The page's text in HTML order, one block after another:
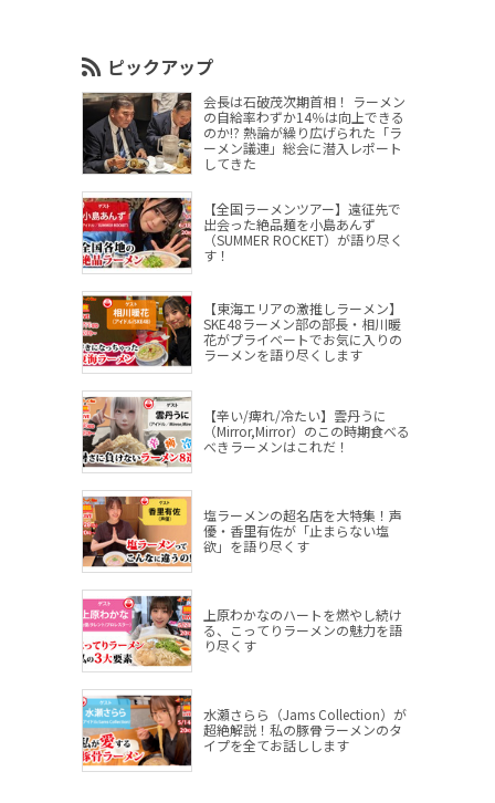
ピックアップ
会長は石破茂次期首相！ ラーメン
の自給率わずか14％は向上できる
のか!? 熱論が繰り広げられた「ラ
ーメン議連」総会に潜入レポート
してきた
【全国ラーメンツアー】遠征先で
出会った絶品麺を小島あんず
（SUMMER ROCKET）が語り尽く
す！
【東海エリアの激推しラーメン】
SKE48ラーメン部の部長・相川暖
花がプライベートでお気に入りの
ラーメンを語り尽くします
【辛い/痺れ/冷たい】雲丹うに
（Mirror,Mirror）のこの時期食べる
べきラーメンはこれだ！
塩ラーメンの超名店を大特集！声
優・香里有佐が「止まらない塩
欲」を語り尽くす
上原わかなのハートを燃やし続け
る、こってりラーメンの魅力を語
り尽くす
水瀬さらら（Jams Collection）が
超絶解説！私の豚骨ラーメンのタ
イプを全てお話しします